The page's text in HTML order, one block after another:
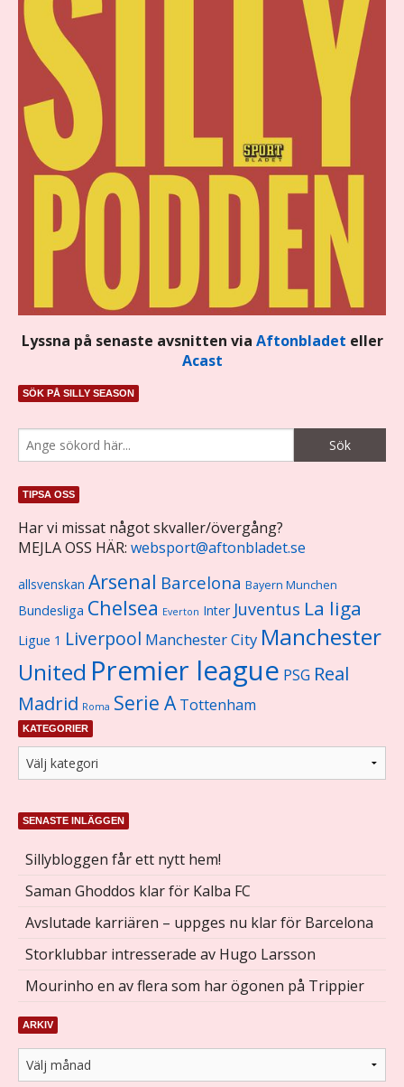
Lyssna på senaste avsnitten via Aftonbladet eller
Acast
SÖK PÅ SILLY SEASON
TIPSA OSS
Har vi missat något skvaller/övergång?
MEJLA OSS HÄR: websport@aftonbladet.se
allsvenskan Arsenal Barcelona Bayern Munchen
Bundesliga Chelsea Everton Inter Juventus La liga
Ligue 1 Liverpool Manchester City Manchester
United Premier league PSG Real
Madrid Roma Serie A Tottenham
KATEGORIER
SENASTE INLÄGGEN
Sillybloggen får ett nytt hem!
Saman Ghoddos klar för Kalba FC
Avslutade karriären – uppges nu klar för Barcelona
Storklubbar intresserade av Hugo Larsson
Mourinho en av flera som har ögonen på Trippier
ARKIV